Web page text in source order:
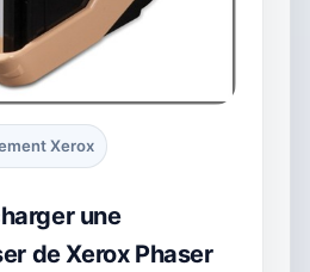
Xerox
une
de Xerox Phaser